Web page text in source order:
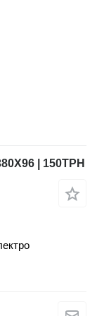
| 150TPH